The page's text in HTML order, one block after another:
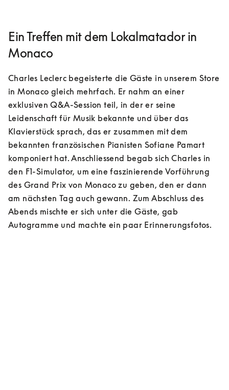
Ein Treffen mit dem Lokalmatador in
Monaco
Charles Leclerc begeisterte die Gäste in unserem Store
in Monaco gleich mehrfach. Er nahm an einer
exklusiven Q&A-Session teil, in der er seine
Leidenschaft für Musik bekannte und über das
Klavierstück sprach, das er zusammen mit dem
bekannten französischen Pianisten Sofiane Pamart
komponiert hat. Anschliessend begab sich Charles in
den F1-Simulator, um eine faszinierende Vorführung
des Grand Prix von Monaco zu geben, den er dann
am nächsten Tag auch gewann. Zum Abschluss des
Abends mischte er sich unter die Gäste, gab
Autogramme und machte ein paar Erinnerungsfotos.